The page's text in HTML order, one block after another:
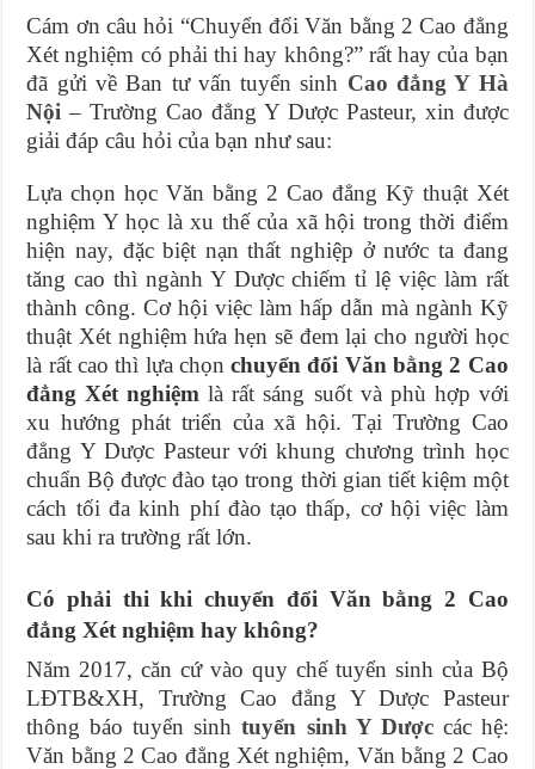
Cám ơn câu hỏi “Chuyển đổi Văn bằng 2 Cao đẳng
Xét nghiệm có phải thi hay không?” rất hay của bạn
đã gửi về Ban tư vấn tuyển sinh Cao đẳng Y Hà
Nội – Trường Cao đẳng Y Dược Pasteur, xin được
giải đáp câu hỏi của bạn như sau:
Lựa chọn học Văn bằng 2 Cao đẳng Kỹ thuật Xét
nghiệm Y học là xu thế của xã hội trong thời điểm
hiện nay, đặc biệt nạn thất nghiệp ở nước ta đang
tăng cao thì ngành Y Dược chiếm tỉ lệ việc làm rất
thành công. Cơ hội việc làm hấp dẫn mà ngành Kỹ
thuật Xét nghiệm hứa hẹn sẽ đem lại cho người học
là rất cao thì lựa chọnchuyển đổi Văn bằng 2 Cao
đẳng Xét nghiệm là rất sáng suốt và phù hợp với
xu hướng phát triển của xã hội. Tại Trường Cao
đẳng Y Dược Pasteur với khung chương trình học
chuẩn Bộ được đào tạo trong thời gian tiết kiệm một
cách tối đa kinh phí đào tạo thấp, cơ hội việc làm
sau khi ra trường rất lớn.
Có phải thi khi chuyển đổi Văn bằng 2 Cao
đẳng Xét nghiệm hay không?
Năm 2017, căn cứ vào quy chế tuyển sinh của Bộ
LĐTB&XH, Trường Cao đẳng Y Dược Pasteur
thông báo tuyển sinhtuyển sinh Y Dượccác hệ:
Văn bằng 2 Cao đẳng Xét nghiệm, Văn bằng 2 Cao